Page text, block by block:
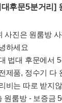
대후문5분거리]
사진은 원룸방
하세요
법대 후문에서
제품, 정수기 다
비는 따로 받지
원룸방 - 보증금